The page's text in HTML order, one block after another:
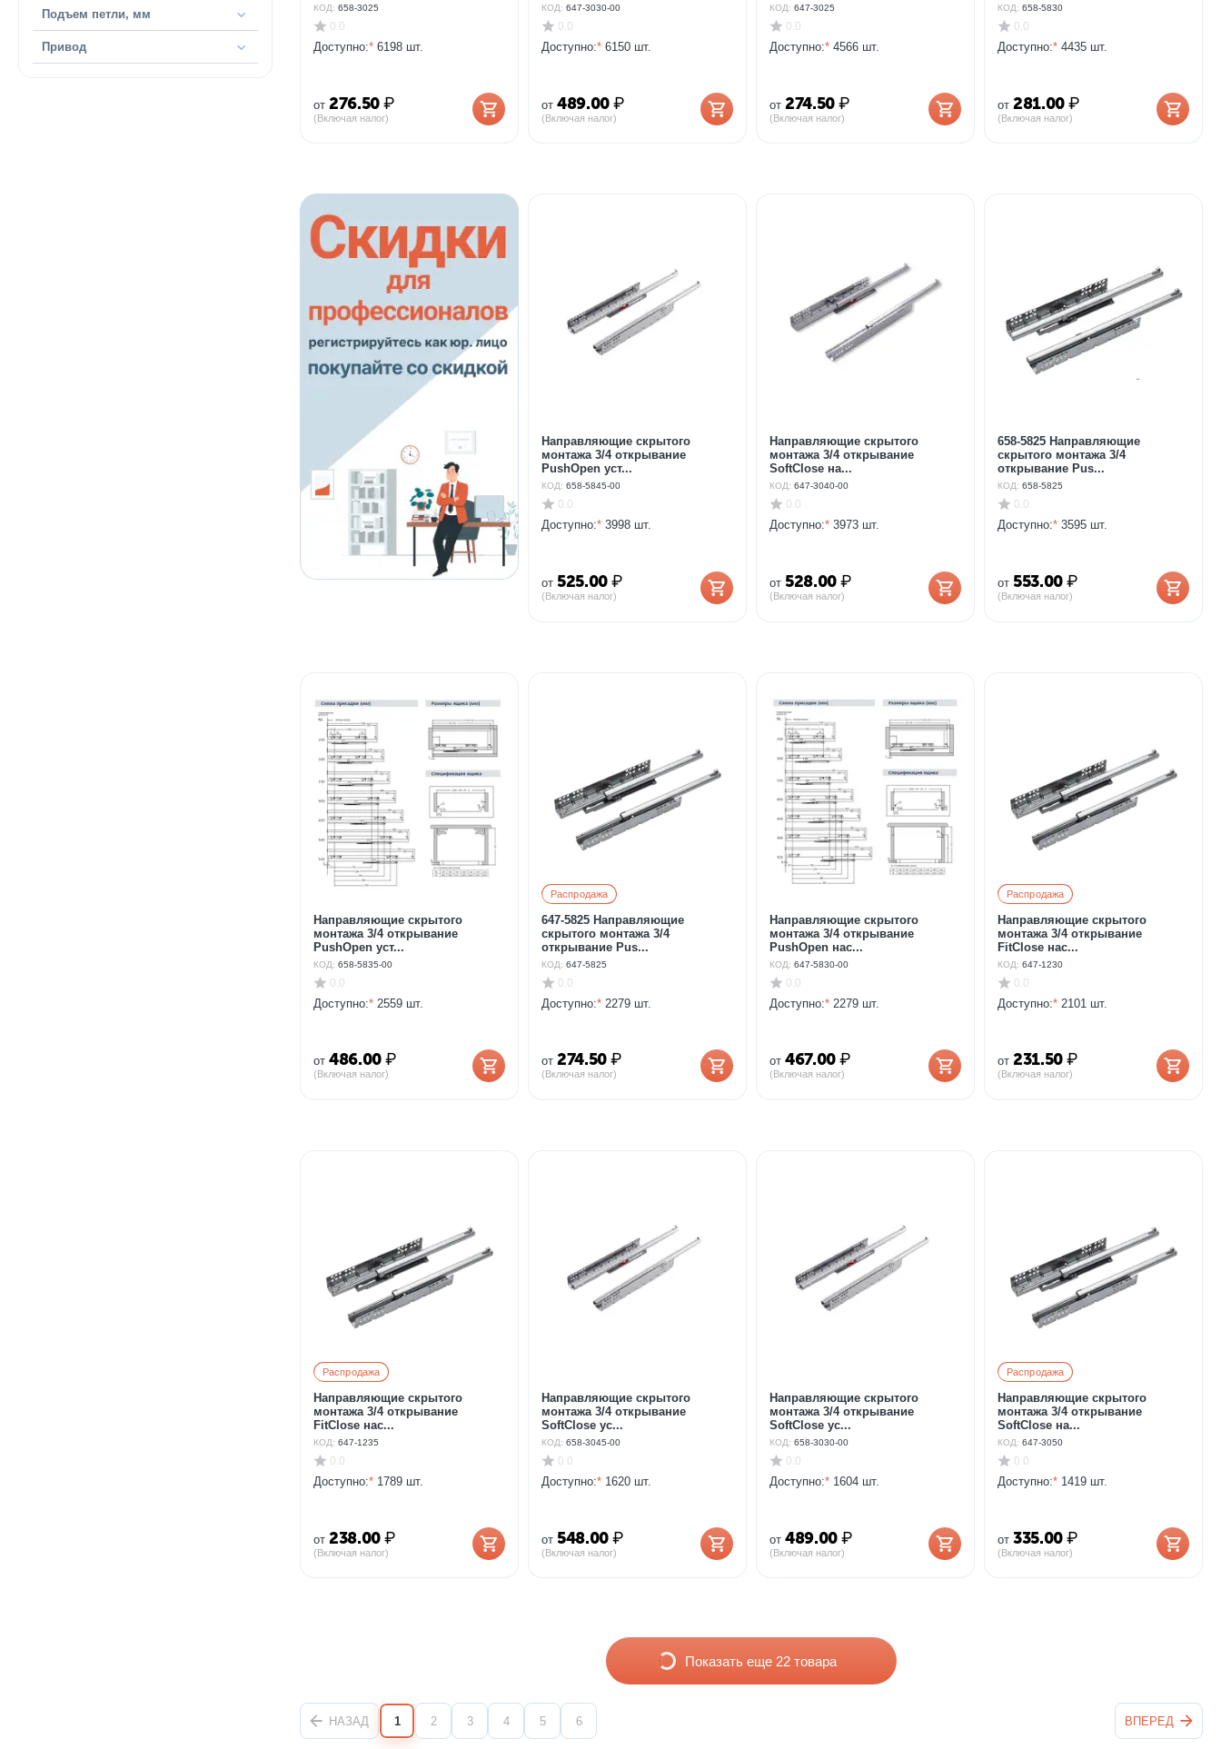
КОД: 658-3025
0.0
Доступно:* 6198 шт.
от 276.50₽
(Включая налог)
КОД: 647-3030-00
0.0
Доступно:* 6150 шт.
от 489.00₽
(Включая налог)
КОД: 647-3025
0.0
Доступно:* 4566 шт.
от 274.50₽
(Включая налог)
КОД: 658-5830
0.0
Доступно:* 4435 шт.
от 281.00₽
(Включая налог)
Направляющие скрытого
монтажа 3/4 открывание
PushOpen уст...
КОД: 658-5845-00
0.0
Доступно:* 3998 шт.
от 525.00₽
(Включая налог)
Направляющие скрытого
монтажа 3/4 открывание
SoftClose на...
КОД: 647-3040-00
0.0
Доступно:* 3973 шт.
от 528.00₽
(Включая налог)
658-5825 Направляющие
скрытого монтажа 3/4
открывание Pus...
КОД: 658-5825
0.0
Доступно:* 3595 шт.
от 553.00₽
(Включая налог)
Направляющие скрытого
монтажа 3/4 открывание
PushOpen уст...
КОД: 658-5835-00
0.0
Доступно:* 2559 шт.
от 486.00₽
(Включая налог)
Распродажа
647-5825 Направляющие
скрытого монтажа 3/4
открывание Pus...
КОД: 647-5825
0.0
Доступно:* 2279 шт.
от 274.50₽
(Включая налог)
Направляющие скрытого
монтажа 3/4 открывание
PushOpen нас...
КОД: 647-5830-00
0.0
Доступно:* 2279 шт.
от 467.00₽
(Включая налог)
Распродажа
Направляющие скрытого
монтажа 3/4 открывание
FitClose нас...
КОД: 647-1230
0.0
Доступно:* 2101 шт.
от 231.50₽
(Включая налог)
Распродажа
Направляющие скрытого
монтажа 3/4 открывание
FitClose нас...
КОД: 647-1235
0.0
Доступно:* 1789 шт.
от 238.00₽
(Включая налог)
Направляющие скрытого
монтажа 3/4 открывание
SoftClose ус...
КОД: 658-3045-00
0.0
Доступно:* 1620 шт.
от 548.00₽
(Включая налог)
Направляющие скрытого
монтажа 3/4 открывание
SoftClose ус...
КОД: 658-3030-00
0.0
Доступно:* 1604 шт.
от 489.00₽
(Включая налог)
Распродажа
Направляющие скрытого
монтажа 3/4 открывание
SoftClose на...
КОД: 647-3050
0.0
Доступно:* 1419 шт.
от 335.00₽
(Включая налог)
Показать еще 22 товара
НАЗАД 1 2 3 4 5 6 ВПЕРЕД
Подъем петли, мм
Привод